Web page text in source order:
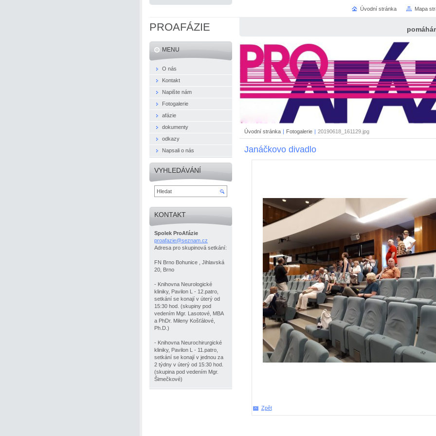
PROAFÁZIE
Úvodní stránka | Fotogalerie | 20190618_161129.jpg
Janáčkovo divadlo
Zpět
MENU
O nás
Kontakt
Napište nám
Fotogalerie
afázie
dokumenty
odkazy
Napsali o nás
VYHLEDÁVÁNÍ
KONTAKT
Spolek ProAfázie
proafazie@seznam .cz
Adresa pro skupinová setkání:
FN Brno Bohunice , Jihlavská
20, Brno
- Knihovna Neurologické
kliniky, Pavilon L - 12.patro,
setkání se konají v úterý od
15:30 hod. (skupiny pod
vedením Mgr. Lasotové, MBA
a PhDr. Mileny Košťálové,
Ph.D.)
- Knihovna Neurochirurgické
kliniky, Pavilon L - 11.patro,
setkání se konají v jednou za
2 týdny v úterý od 15:30 hod.
(skupina pod vedením Mgr.
Šimečkové)
Úvodní stránka Mapa